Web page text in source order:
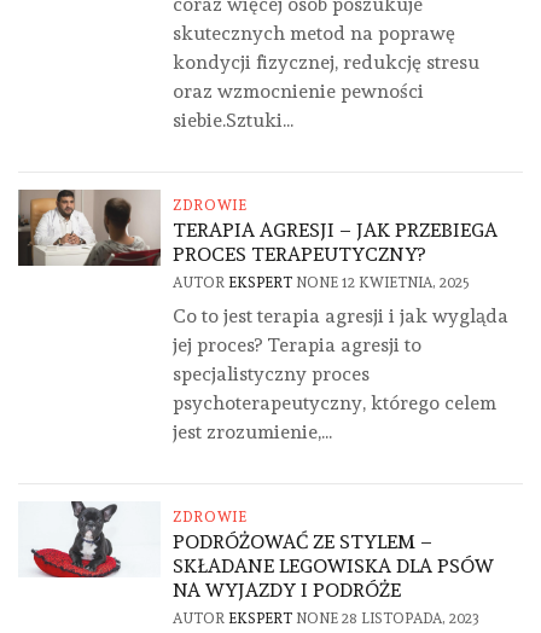
skutecznych metod na poprawę
kondycji fizycznej, redukcję stresu
oraz wzmocnienie pewności
siebie.Sztuki...
ZDROWIE
TERAPIA AGRESJI – JAK PRZEBIEGA
PROCES TERAPEUTYCZNY?
AUTOR EKSPERT NONE 12 KWIETNIA, 2025
Co to jest terapia agresji i jak wygląda
jej proces? Terapia agresji to
specjalistyczny proces
psychoterapeutyczny, którego celem
jest zrozumienie,...
ZDROWIE
PODRÓŻOWAĆ ZE STYLEM –
SKŁADANE LEGOWISKA DLA PSÓW
NA WYJAZDY I PODRÓŻE
AUTOR EKSPERT NONE 28 LISTOPADA, 2023